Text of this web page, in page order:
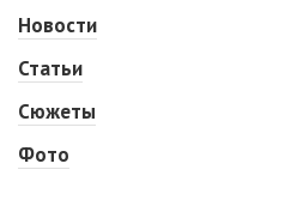
Новости
Статьи
Сюжеты
Фото